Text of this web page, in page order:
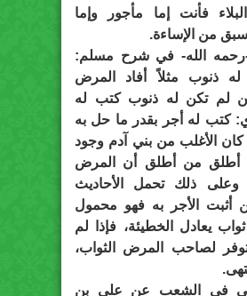
فأنت إما مأجور وإما
من الإساءة.
-رحمه الله- في شرح مسلم:
ذنوب مثلاً أفاد المرض
لم تكن له ذنوب كتب له
كتب له أجر بقدر ما حل به
كان الأغلب من بني آدم وجود
أطلق من أطلق أن المرض
وعلى ذلك تحمل الأحاديث
أثبت الأجر به فهو محمول
يعادل الخطيئة، فإذا لم
لصاحب المرض الثواب،
في الشعب عن علي بن